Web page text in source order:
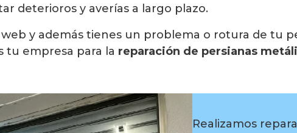
deterioros y averías a largo plazo.
web y además tienes un problema o rotura de tu
tu empresa para la reparación de persianas
Realizamos